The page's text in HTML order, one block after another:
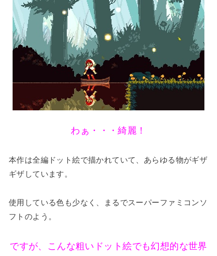
わぁ・・・綺麗！
本作は全編ドット絵で描かれていて、あらゆる物がギザ
ギザしています。
使用している色も少なく、まるでスーパーファミコンソ
フトのよう。
ですが、こんな粗いドット絵でも幻想的な世界